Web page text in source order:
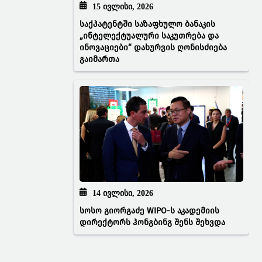
15 ᲘᲕᲚᲘᲡᲘ, 2026
საქპატენტში საზაფხულო ბანაკის
„ინტელექტუალური საკუთრება და
ინოვაციები“ დახურვის ღონისძიება
გაიმართა
14 ᲘᲕᲚᲘᲡᲘ, 2026
სოსო გიორგაძე WIPO-ს აკადემიის
დირექტორს ჰონგბინგ შენს შეხვდა